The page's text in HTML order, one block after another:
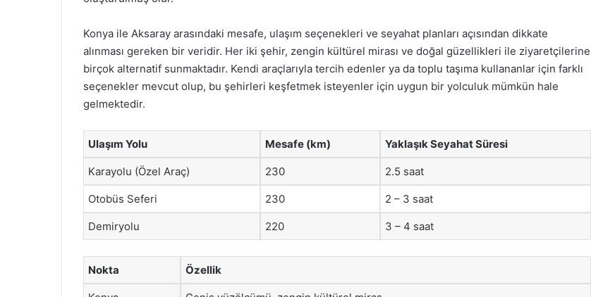
Konya ile Aksaray arasındaki mesafe, ulaşım seçenekleri ve seyahat planları açısından dikkate
alınması gereken bir veridir. Her iki şehir, zengin kültürel mirası ve doğal güzellikleri ile ziyaretçilerine
birçok alternatif sunmaktadır. Kendi araçlarıyla tercih edenler ya da toplu taşıma kullananlar için farklı
seçenekler mevcut olup, bu şehirleri keşfetmek isteyenler için uygun bir yolculuk mümkün hale
gelmektedir.
Ulaşım Yolu Mesafe (km) Yaklaşık Seyahat Süresi
Karayolu (Özel Araç) 230 2.5 saat
Otobüs Seferi 230 2 – 3 saat
Demiryolu 220 3 – 4 saat
Nokta Özellik